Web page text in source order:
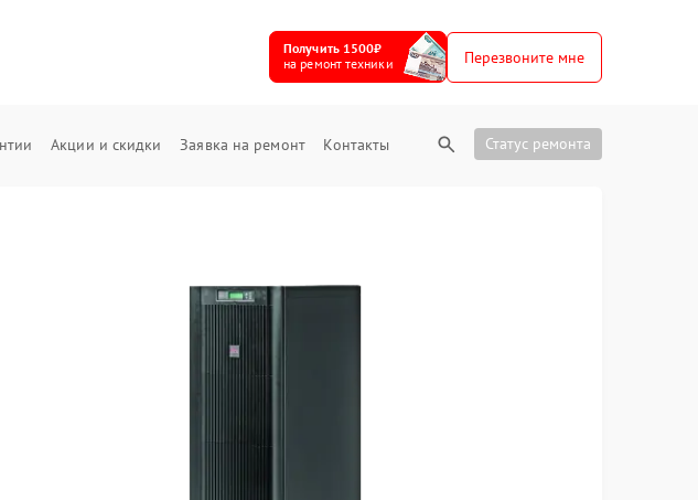
Получить 1500₽
на ремонт техники
Перезвоните мне
Акции и скидки Заявка на ремонт Контакты Статус ремонта